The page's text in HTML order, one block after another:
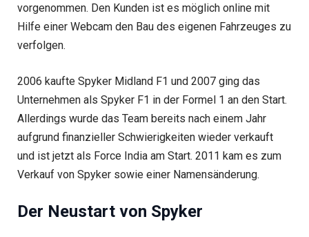
vorgenommen. Den Kunden ist es möglich online mit
Hilfe einer Webcam den Bau des eigenen Fahrzeuges zu
verfolgen.
2006 kaufte Spyker Midland F1 und 2007 ging das
Unternehmen als Spyker F1 in der Formel 1 an den Start.
Allerdings wurde das Team bereits nach einem Jahr
aufgrund finanzieller Schwierigkeiten wieder verkauft
und ist jetzt als Force India am Start. 2011 kam es zum
Verkauf von Spyker sowie einer Namensänderung.
Der Neustart von Spyker